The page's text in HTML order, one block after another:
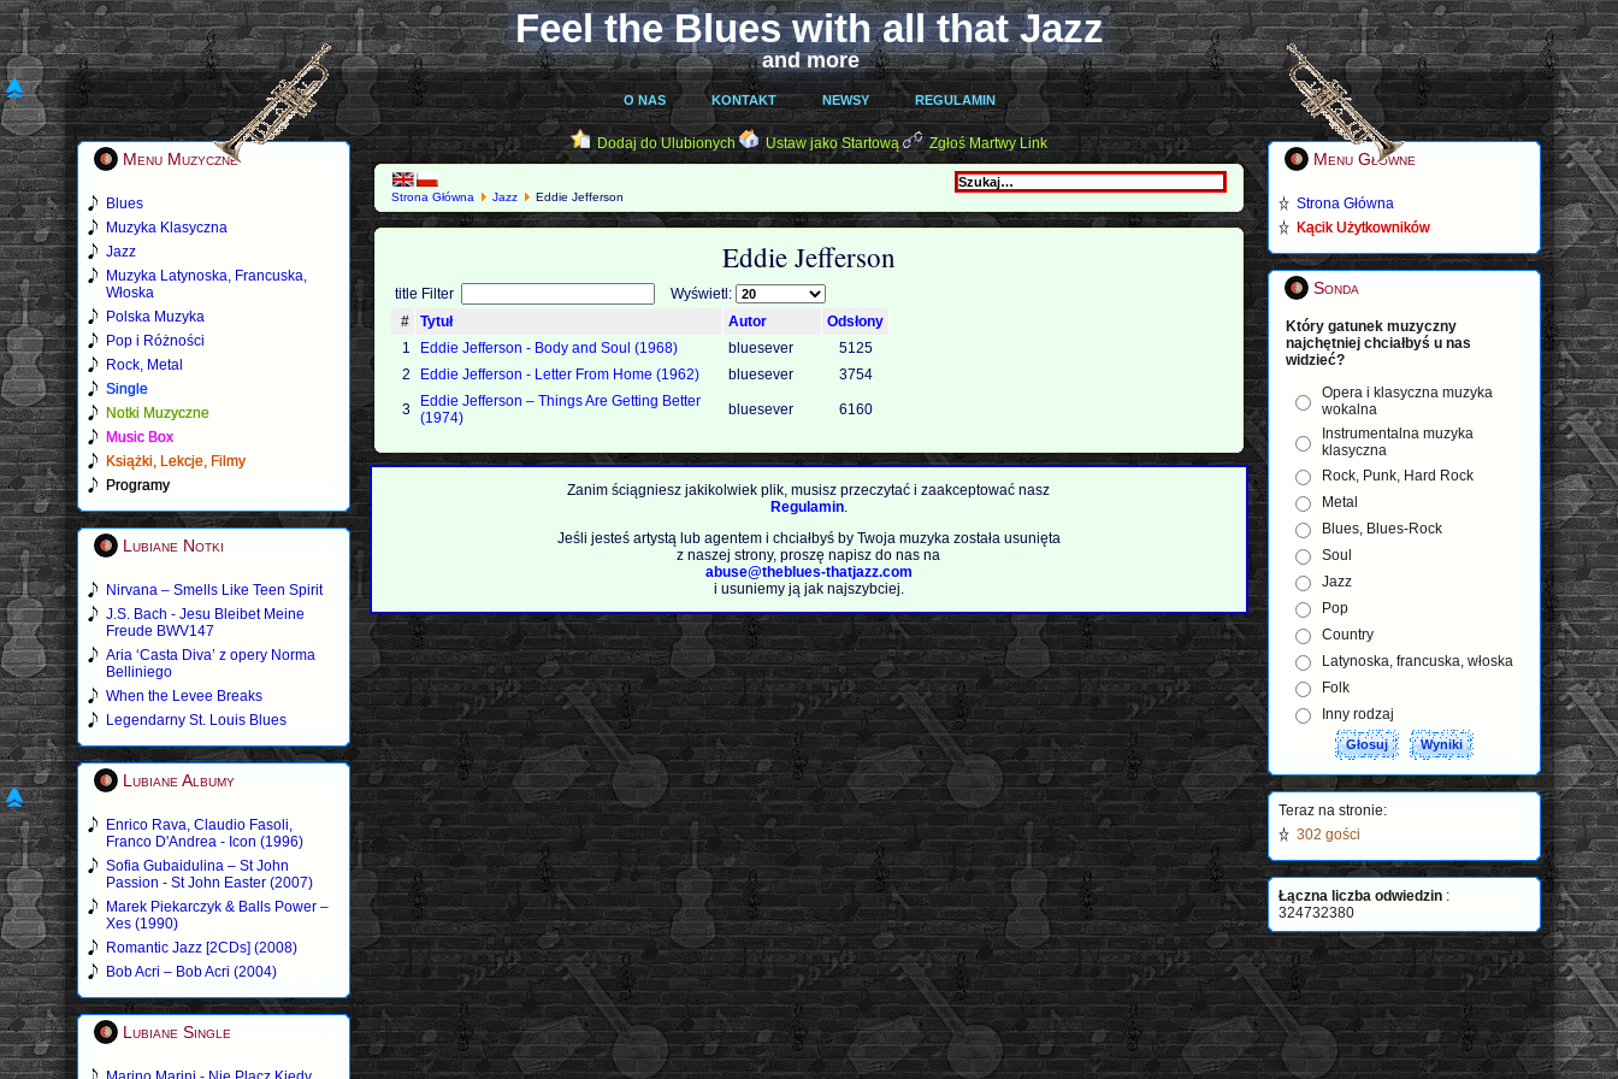
Feel the Blues with all that Jazz
and more
O NAS KONTAKT NEWSY REGULAMIN
Menu Muzyczne
Blues
Muzyka Klasyczna
Jazz
Muzyka Latynoska, Francuska,
Włoska
Polska Muzyka
Pop i Różności
Rock, Metal
Single
Notki Muzyczne
Music Box
Książki, Lekcje, Filmy
Programy
Lubiane Notki
Nirvana – Smells Like Teen Spirit
J.S. Bach - Jesu Bleibet Meine
Freude BWV147
Aria ‘Casta Diva’ z opery Norma
Belliniego
When the Levee Breaks
Legendarny St. Louis Blues
Lubiane Albumy
Enrico Rava, Claudio Fasoli,
Franco D'Andrea - Icon (1996)
Sofia Gubaidulina – St John
Passion - St John Easter (2007)
Marek Piekarczyk & Balls Power –
Xes (1990)
Romantic Jazz [2CDs] (2008)
Bob Acri – Bob Acri (2004)
Lubiane Single
Dodaj do Ulubionych Ustaw jako Startową Zgłoś Martwy Link
Strona Główna Jazz Eddie Jefferson
Eddie Jefferson
title Filter
Wyświetl:
#
Tytuł Autor
Odsłony
1
Eddie Jefferson - Body and Soul (1968) bluesever
5125
2
Eddie Jefferson - Letter From Home (1962) bluesever 3754
3
Eddie Jefferson – Things Are Getting Better
(1974)
bluesever 6160
Zanim ściągniesz jakikolwiek plik, musisz przeczytać i zaakceptować nasz
Regulamin.
Jeśli jesteś artystą lub agentem i chciałbyś by Twoja muzyka została usunięta
z naszej strony, proszę napisz do nas na
abuse@theblues-thatjazz.com
i usuniemy ją jak najszybciej.
Menu Główne
Strona Główna
Kącik Użytkowników
Sonda
Który gatunek muzyczny
najchętniej chciałbyś u nas
widzieć?
Opera i klasyczna muzyka
wokalna
Instrumentalna muzyka
klasyczna
Rock, Punk, Hard Rock
Metal
Blues, Blues-Rock
Soul
Jazz
Pop
Country
Latynoska, francuska, włoska
Folk
Inny rodzaj
Teraz na stronie:
302 gości
Łączna liczba odwiedzin :
324732380